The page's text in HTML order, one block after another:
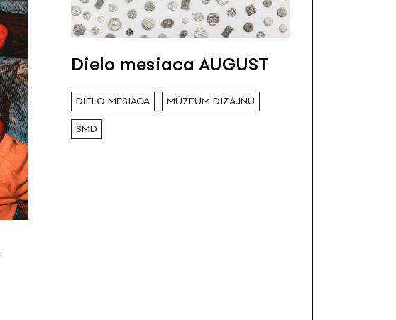
Dielo mesiaca AUGUST
DIELO MESIACA MÚZEUM DIZAJNU
SMD